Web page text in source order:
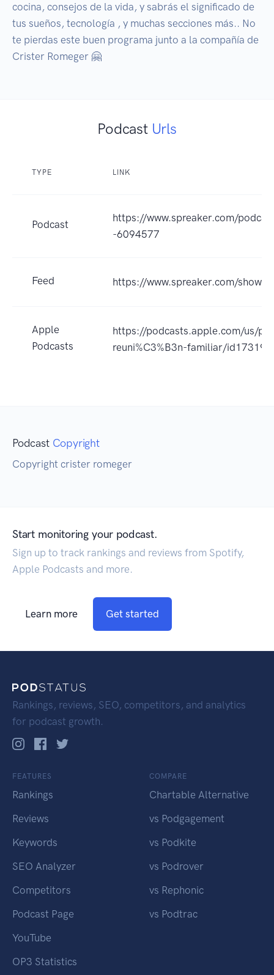
cocina, consejos de la vida, y sabrás el significado de
tus sueños, tecnología , y muchas secciones más.. No
te pierdas este buen programa junto a la compañía de
Crister Romeger 🤗
Podcast Urls
TYPE LINK
Podcast
https://www.spreaker.com/
-6094577
Feed https://www.spreaker.com/show/
Apple
Podcasts
https://podcasts.apple.com/us/
reuni%C3%B3n-familiar/
Podcast Copyright
Copyright crister romeger
Start monitoring your podcast.
Sign up to track rankings and reviews from Spotify,
Apple Podcasts and more.
Learn more Get started
Rankings, reviews, SEO, competitors, and analytics
for podcast growth.
FEATURES
Rankings
Reviews
Keywords
SEO Analyzer
Competitors
Podcast Page
YouTube
OP3 Statistics
COMPARE
Chartable Alternative
vs Podgagement
vs Podkite
vs Podrover
vs Rephonic
vs Podtrac